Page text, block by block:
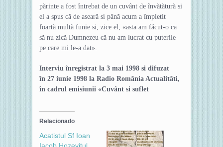
părinte a fost întrebat de un cuvânt de învătătură si
el a spus că de aseară si până acum a împletit
foartă multă funie si, zice el, «asta am făcut-o ca
să nu zică Dumnezeu că nu am lucrat cu puterile
pe care mi le-a dat».
Interviu înregistrat la 3 mai 1998 si difuzat
în 27 iunie 1998 la Radio România Actualităti,
în cadrul emisiunii «Cuvânt si suflet
Relacionado
Acatistul Sf Ioan
Iacob Hozevitul